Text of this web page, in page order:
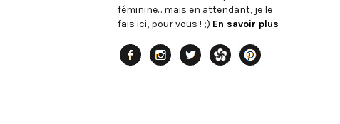
féminine... mais en attendant, je le
fais ici, pour vous ! ;) En savoir plus